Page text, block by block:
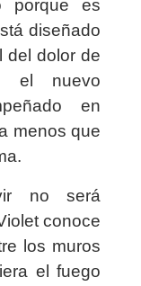
porque es
diseñado
del dolor de
el nuevo
en
menos que
no será
conoce
los muros
el fuego